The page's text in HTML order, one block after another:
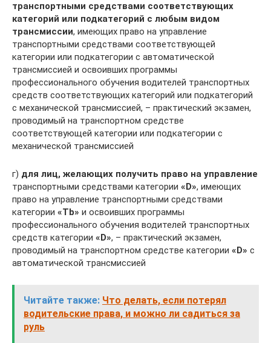
транспортными средствами соответствующих
категорий или подкатегорий с любым видом
трансмиссии, имеющих право на управление
транспортными средствами соответствующей
категории или подкатегории с автоматической
трансмиссией и освоивших программы
профессионального обучения водителей транспортных
средств соответствующих категорий или подкатегорий
с механической трансмиссией, – практический экзамен,
проводимый на транспортном средстве
соответствующей категории или подкатегории с
механической трансмиссией
г) для лиц, желающих получить право на управление
транспортными средствами категории «D», имеющих
право на управление транспортными средствами
категории «Tb» и освоивших программы
профессионального обучения водителей транспортных
средств категории «D», – практический экзамен,
проводимый на транспортном средстве категории «D» с
автоматической трансмиссией
Читайте также: Что делать, если потерял
водительские права, и можно ли садиться за
руль